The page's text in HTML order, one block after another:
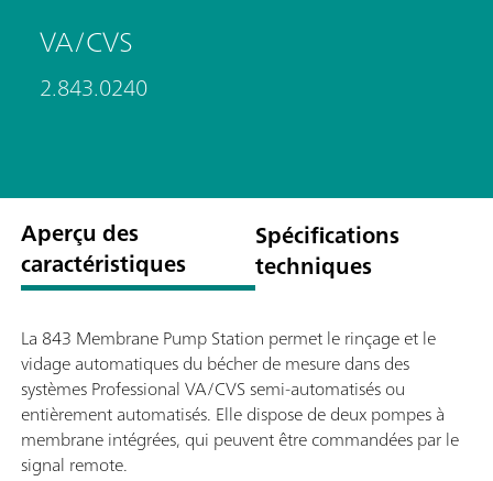
VA/CVS
2.843.0240
Aperçu des
caractéristiques
Spécifications
techniques
La 843 Membrane Pump Station permet le rinçage et le
vidage automatiques du bécher de mesure dans des
systèmes Professional VA/CVS semi-automatisés ou
entièrement automatisés. Elle dispose de deux pompes à
membrane intégrées, qui peuvent être commandées par le
signal remote.